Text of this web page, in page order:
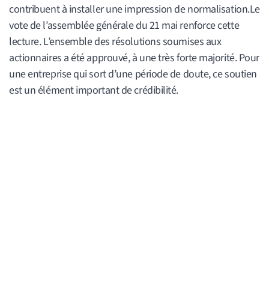
contribuent à installer une impression de normalisation.Le
vote de l’assemblée générale du 21 mai renforce cette
lecture. L’ensemble des résolutions soumises aux
actionnaires a été approuvé, à une très forte majorité. Pour
une entreprise qui sort d’une période de doute, ce soutien
est un élément important de crédibilité.